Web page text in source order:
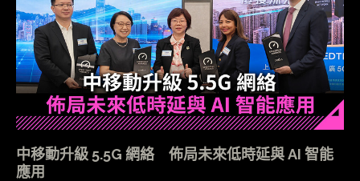
中移動升級 5.5G 網絡 佈局未來低時延與 AI 智能
應用